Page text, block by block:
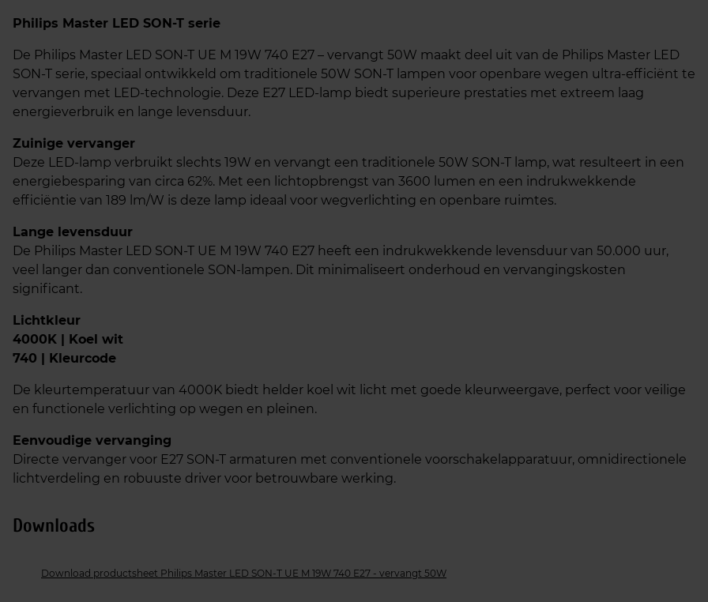
Philips Master LED SON-T serie
De Philips Master LED SON-T UE M 19W 740 E27 – vervangt 50W maakt deel uit van de Philips Master LED
SON-T serie, speciaal ontwikkeld om traditionele 50W SON-T lampen voor openbare wegen ultra-efficiënt te
vervangen met LED-technologie. Deze E27 LED-lamp biedt superieure prestaties met extreem laag
energieverbruik en lange levensduur.​
Zuinige vervanger
Deze LED-lamp verbruikt slechts 19W en vervangt een traditionele 50W SON-T lamp, wat resulteert in een
energiebesparing van circa 62%. Met een lichtopbrengst van 3600 lumen en een indrukwekkende
efficiëntie van 189 lm/W is deze lamp ideaal voor wegverlichting en openbare ruimtes.​
Lange levensduur
De Philips Master LED SON-T UE M 19W 740 E27 heeft een indrukwekkende levensduur van 50.000 uur,
veel langer dan conventionele SON-lampen. Dit minimaliseert onderhoud en vervangingskosten
significant.​
Lichtkleur
4000K | Koel wit
740 | Kleurcode
De kleurtemperatuur van 4000K biedt helder koel wit licht met goede kleurweergave, perfect voor veilige
en functionele verlichting op wegen en pleinen.​
Eenvoudige vervanging
Directe vervanger voor E27 SON-T armaturen met conventionele voorschakelapparatuur, omnidirectionele
lichtverdeling en robuuste driver voor betrouwbare werking.​
Downloads
Download productsheet Philips Master LED SON-T UE M 19W 740 E27 - vervangt 50W